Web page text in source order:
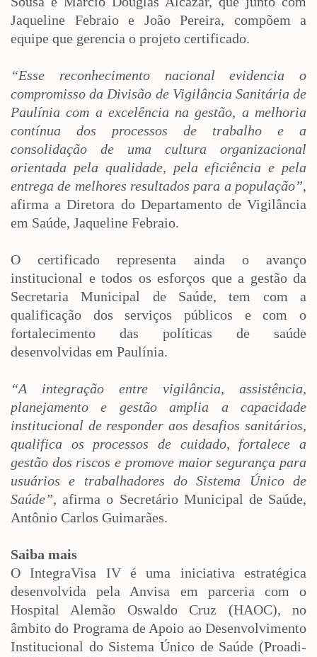
Jaqueline Febraio e João Pereira, compõem a
equipe que gerencia o projeto certificado.
“Esse reconhecimento nacional evidencia o
compromisso da Divisão de Vigilância Sanitária de
Paulínia com a excelência na gestão, a melhoria
contínua dos processos de trabalho e a
consolidação de uma cultura organizacional
orientada pela qualidade, pela eficiência e pela
entrega de melhores resultados para a população”,
afirma a Diretora do Departamento de Vigilância
em Saúde, Jaqueline Febraio.
O certificado representa ainda o avanço
institucional e todos os esforços que a gestão da
Secretaria Municipal de Saúde, tem com a
qualificação dos serviços públicos e com o
fortalecimento das políticas de saúde
desenvolvidas em Paulínia.
“A integração entre vigilância, assistência,
planejamento e gestão amplia a capacidade
institucional de responder aos desafios sanitários,
qualifica os processos de cuidado, fortalece a
gestão dos riscos e promove maior segurança para
usuários e trabalhadores do Sistema Único de
Saúde”, afirma o Secretário Municipal de Saúde,
Antônio Carlos Guimarães.
Saiba mais
O IntegraVisa IV é uma iniciativa estratégica
desenvolvida pela Anvisa em parceria com o
Hospital Alemão Oswaldo Cruz (HAOC), no
âmbito do Programa de Apoio ao Desenvolvimento
Institucional do Sistema Único de Saúde (Proadi-